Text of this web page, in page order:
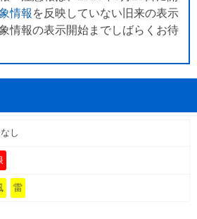
情報 を反映していない旧来の表示
情報の表示開始までしばらくお待
し
雷